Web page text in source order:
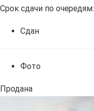
Срок сдачи по очередям:
Сдан
Фото
Продана